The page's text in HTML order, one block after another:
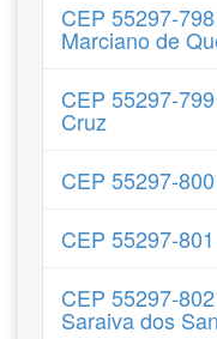
CEP 55297-
Marciano de
CEP 55297-
Cruz
CEP 55297-
CEP 55297-
CEP 55297-
Saraiva dos